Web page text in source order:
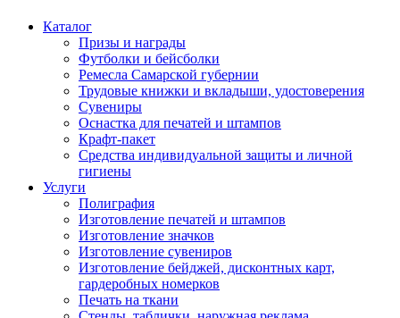
Каталог
Призы и награды
Футболки и бейсболки
Ремесла Самарской губернии
Трудовые книжки и вкладыши, удостоверения
Сувениры
Оснастка для печатей и штампов
Крафт-пакет
Средства индивидуальной защиты и личной
гигиены
Услуги
Полиграфия
Изготовление печатей и штампов
Изготовление значков
Изготовление сувениров
Изготовление бейджей, дисконтных карт,
гардеробных номерков
Печать на ткани